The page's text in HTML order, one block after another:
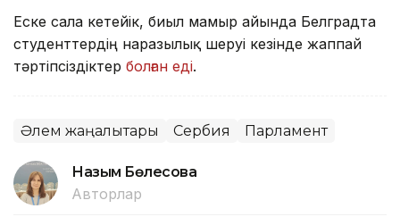
Еске сала кетейік, биыл мамыр айында Белградта
студенттердің наразылық шеруі кезінде жаппай
тәртіпсіздіктер болған еді.
Әлем жаңалықтары Сербия Парламент
Назым Бөлесова
Авторлар